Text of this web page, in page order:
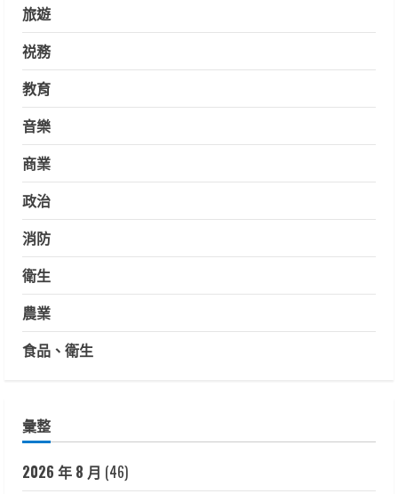
旅遊
祱務
教育
音樂
商業
政治
消防
衛生
農業
食品、衛生
彙整
2026 年 8 月 (46)